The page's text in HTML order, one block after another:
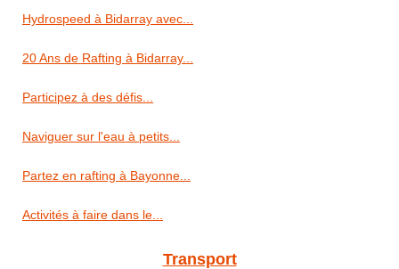
Hydrospeed à Bidarray avec...
20 Ans de Rafting à Bidarray...
Participez à des défis...
Naviguer sur l'eau à petits...
Partez en rafting à Bayonne...
Activités à faire dans le...
Transport